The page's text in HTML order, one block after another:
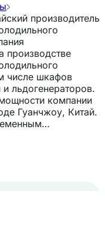
производитель
производстве
числе шкафов
льдогенераторов.
компании
Гуанчжоу, Китай.